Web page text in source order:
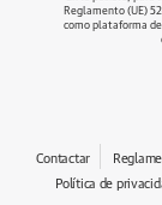
Reglamento (UE)
como plataforma
Contactar
Política de